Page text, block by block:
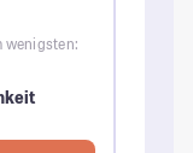
wenigsten: